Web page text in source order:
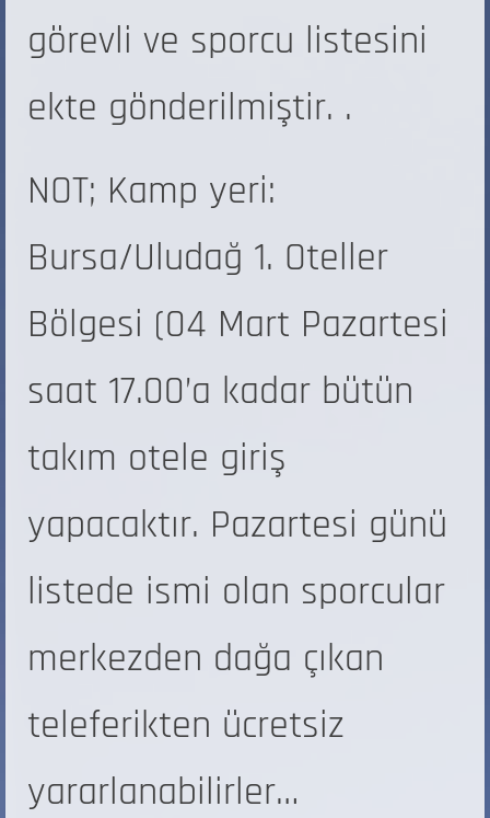
görevli ve sporcu listesini
ekte gönderilmiştir. .
NOT; Kamp yeri:
Bursa/Uludağ 1. Oteller
Bölgesi (04 Mart Pazartesi
saat 17.00’a kadar bütün
takım otele giriş
yapacaktır. Pazartesi günü
listede ismi olan sporcular
merkezden dağa çıkan
teleferikten ücretsiz
yararlanabilirler…